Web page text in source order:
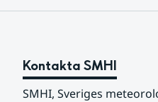
Kontakta SMHI
SMHI, Sveriges